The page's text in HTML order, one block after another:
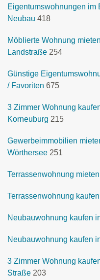
Eigentumswohnungen im
Neubau 418
Möblierte Wohnung
Landstraße 254
Günstige
/ Favoriten 675
3 Zimmer Wohnung
Korneuburg 215
Gewerbeimmobilien
Wörthersee 251
Terrassenwohnung
Terrassenwohnung
Neubauwohnung kaufen
Neubauwohnung kaufen
3 Zimmer Wohnung
Straße 203